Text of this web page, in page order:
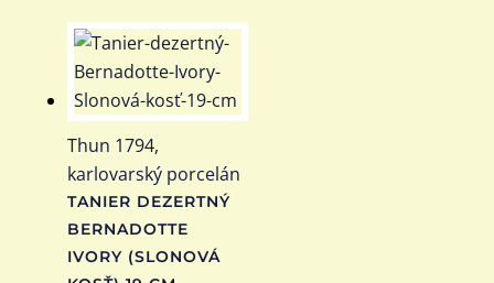
Thun 1794,
karlovarský porcelán
TANIER DEZERTNÝ
BERNADOTTE
IVORY (SLONOVÁ